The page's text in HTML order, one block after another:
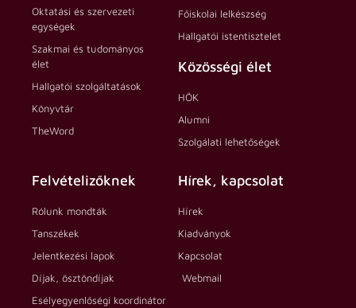
Oktatási és szervezeti
egységek
Szakmai és tudományos
élet
Hallgatói szolgáltatások
Könyvtár
TheWord
Főiskolai lelkészség
Hallgatói istentisztelet
Közösségi élet
HÖK
Alumni
Szolgálati lehetőségek
Felvételizőknek
Rólunk mondták
Tanszékek
Jelentkezési lapok
Díjak, ösztöndíjak
Esélyegyenlőségi koordinátor
Hírek, kapcsolat
Hírek
Kiadványok
Kapcsolat
Webmail